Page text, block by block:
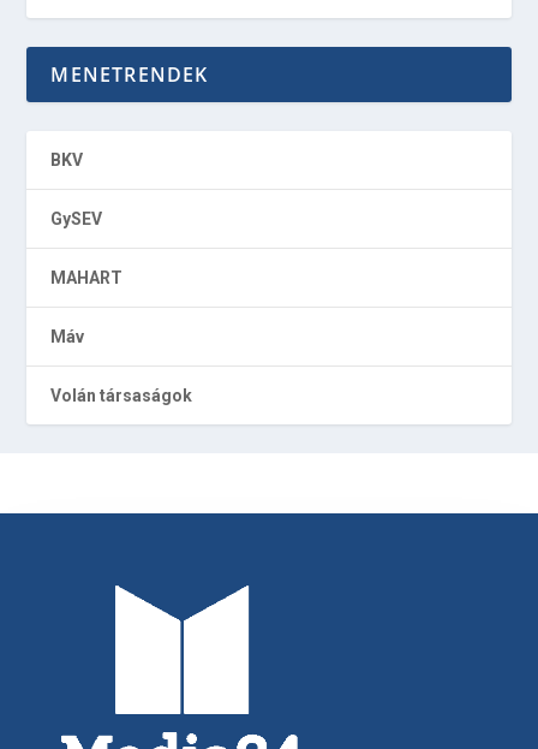
MENETRENDEK
BKV
GySEV
MAHART
Máv
Volán társaságok